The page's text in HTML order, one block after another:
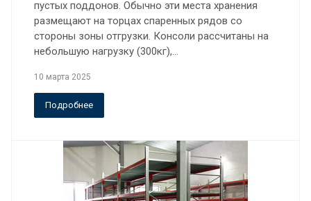
пустых поддонов. Обычно эти места хранения
размещают на торцах спаренных рядов со
стороны зоны отгрузки. Консоли рассчитаны на
небольшую нагрузку (300кг),…
10 марта 2025
Подробнее